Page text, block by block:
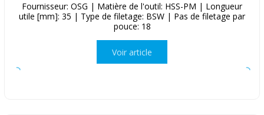
Fournisseur: OSG | Matière de l'outil: HSS-PM | Longueur
utile [mm]: 35 | Type de filetage: BSW | Pas de filetage par
pouce: 18
Voir article